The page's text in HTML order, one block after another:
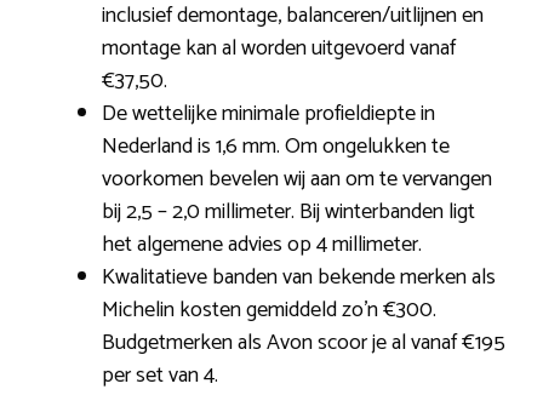
inclusief demontage, balanceren/uitlijnen en
montage kan al worden uitgevoerd vanaf
€37,50.
De wettelijke minimale profieldiepte in
Nederland is 1,6 mm. Om ongelukken te
voorkomen bevelen wij aan om te vervangen
bij 2,5 – 2,0 millimeter. Bij winterbanden ligt
het algemene advies op 4 millimeter.
Kwalitatieve banden van bekende merken als
Michelin kosten gemiddeld zo’n €300.
Budgetmerken als Avon scoor je al vanaf €195
per set van 4.